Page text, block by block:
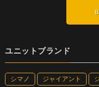
製。約21リットルでし
ユニットブランド
シマノ ジャイアント